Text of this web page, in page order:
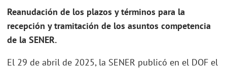
Reanudación de los plazos y términos para la
recepción y tramitación de los asuntos competencia
de la SENER.
El 29 de abril de 2025, la SENER publicó en el DOF el